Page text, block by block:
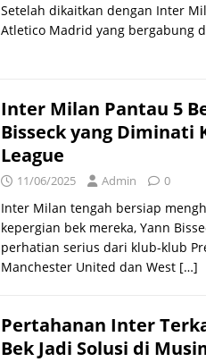
Setelah dikaitkan dengan Inter
Atletico Madrid yang bergabung
Inter Milan Pantau 5
Bisseck yang Diminati
League
11/06/2025 Admin 0
Inter Milan tengah bersiap
kepergian bek mereka, Yann
perhatian serius dari klub-klub
Manchester United dan West […]
Pertahanan Inter
Bek Jadi Solusi di